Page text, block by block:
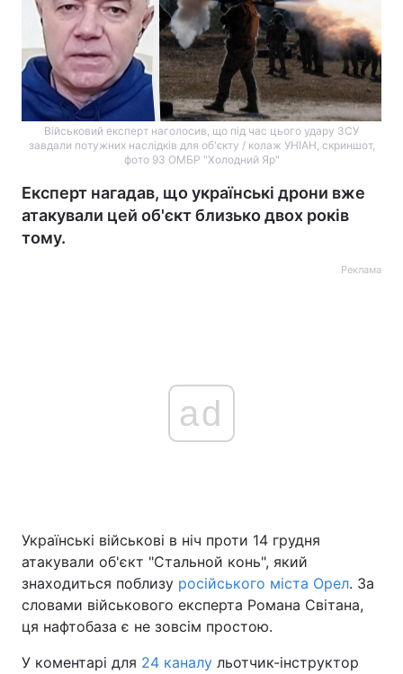
Військовий експерт наголосив, що під час цього удару ЗСУ
завдали потужних наслідків для об'єкту / колаж УНІАН, скриншот,
фото 93 ОМБР "Холодний Яр"
Експерт нагадав, що українські дрони вже
атакували цей об'єкт близько двох років
тому.
Реклама
ad
Українські військові в ніч проти 14 грудня
атакували об'єкт "Стальной конь", який
знаходиться поблизу російського міста Орел. За
словами військового експерта Романа Світана,
ця нафтобаза є не зовсім простою.
У коментарі для 24 каналу льотчик-інструктор